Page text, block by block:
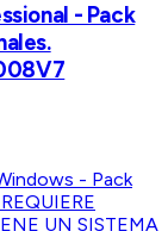
- Pack